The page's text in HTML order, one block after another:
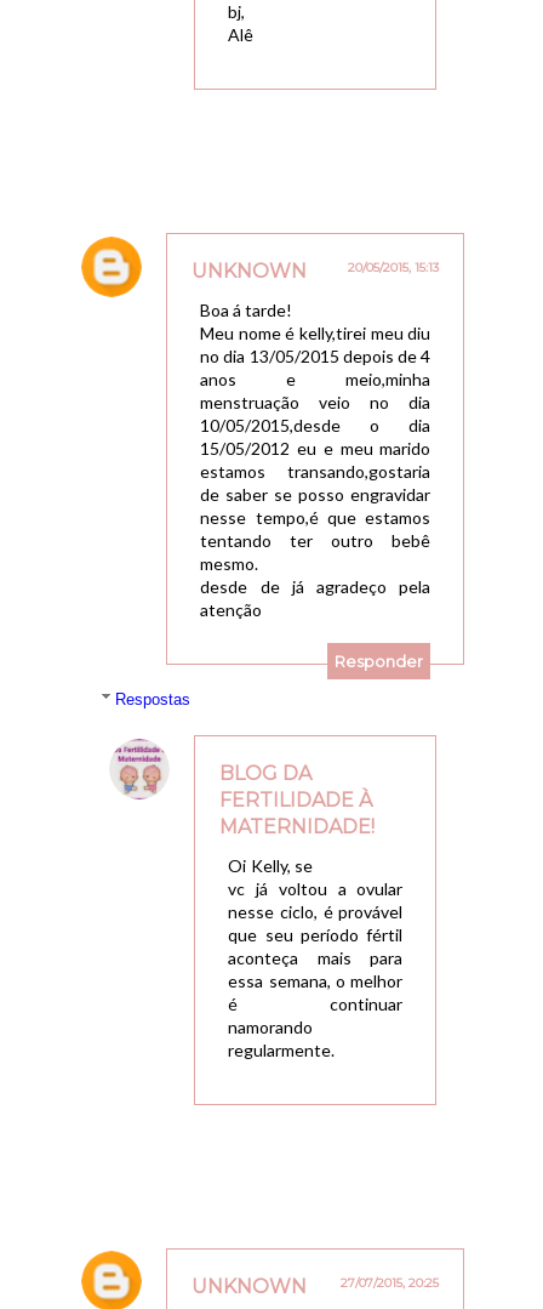
bj,
Alê
UNKNOWN 20/05/2015, 15:13
Boa á tarde!
Meu nome é kelly,tirei meu diu
no dia 13/05/2015 depois de 4
anos e meio,minha
menstruação veio no dia
10/05/2015,desde o dia
15/05/2012 eu e meu marido
estamos transando,gostaria
de saber se posso engravidar
nesse tempo,é que estamos
tentando ter outro bebê
mesmo.
desde de já agradeço pela
atenção
Responder
Respostas
BLOG DA
FERTILIDADE À
MATERNIDADE!
Oi Kelly, se
vc já voltou a ovular
nesse ciclo, é provável
que seu período fértil
aconteça mais para
essa semana, o melhor
é continuar
namorando
regularmente.
UNKNOWN 27/07/2015, 20:25